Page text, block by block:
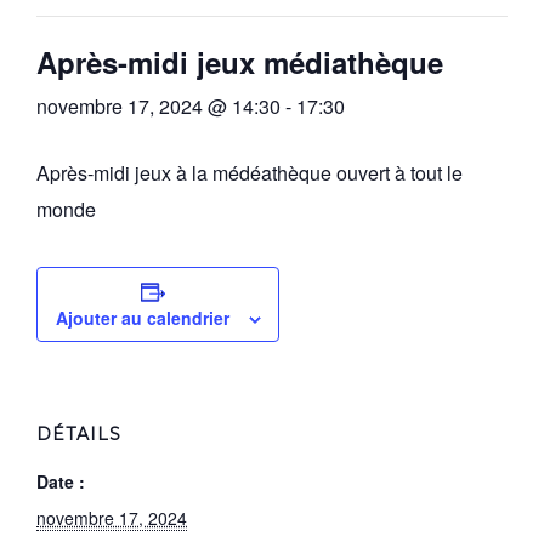
Après-midi jeux médiathèque
novembre 17, 2024 @ 14:30 - 17:30
Après-midi jeux à la médéathèque ouvert à tout le
monde
Ajouter au calendrier
DÉTAILS
Date :
novembre 17, 2024